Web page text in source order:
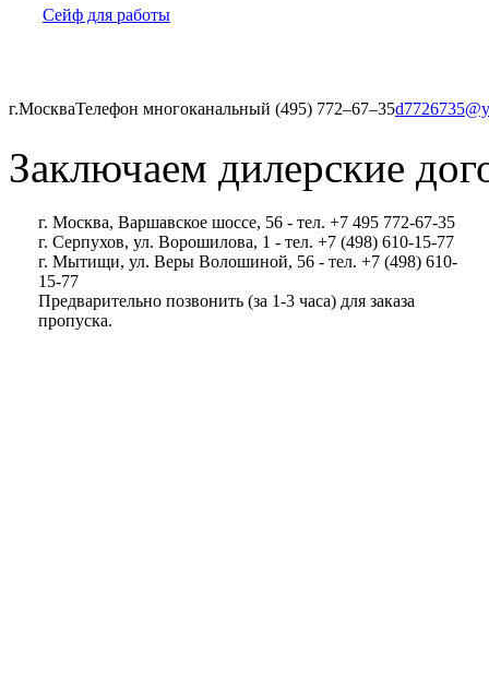
Сейф для работы
г.МоскваТелефон многоканальный (495) 772‒67‒35
Заключаем дилерские
г. Москва, Варшавское шоссе, 56 - тел. +7 495 772-67-35
г. Серпухов, ул. Ворошилова, 1 - тел. +7 (498) 610-15-77
г. Мытищи, ул. Веры Волошиной, 56 - тел. +7 (498) 610-
15-77
Предварительно позвонить (за 1-3 часа) для заказа
пропуска.